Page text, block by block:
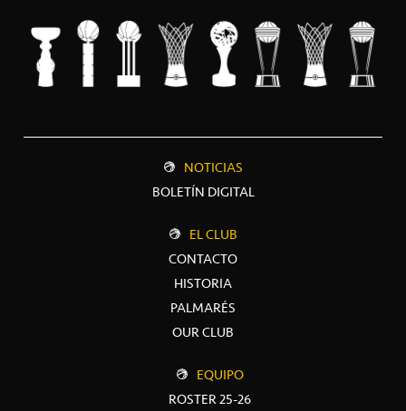
NOTICIAS
BOLETÍN DIGITAL
EL CLUB
CONTACTO
HISTORIA
PALMARÉS
OUR CLUB
EQUIPO
ROSTER 25-26